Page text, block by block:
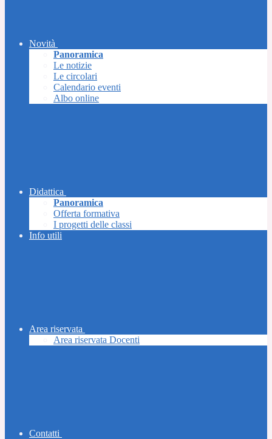
Novità
Panoramica
Le notizie
Le circolari
Calendario eventi
Albo online
Didattica
Panoramica
Offerta formativa
I progetti delle classi
Info utili
Area riservata
Area riservata Docenti
Contatti